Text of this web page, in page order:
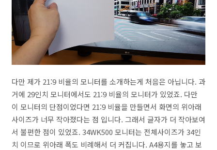
다만 제가 21:9 비율의 모니터를 소개하는게 처음은 아닙니다. 과
거에 29인치 모니터에서도 21:9 비율의 모니터가 있었죠. 다만
이 모니터의 단점이었다면 21:9 비율을 만들면서 화면의 위아래
사이즈가 너무 작아졌다는 점 입니다. 그래서 글자가 더 작아보여
서 불편한 점이 있었죠. 34WK500 모니터는 전체사이즈가 34인
치 이므로 위아래 폭도 비례해서 더 커집니다. A4용지를 놓고 보